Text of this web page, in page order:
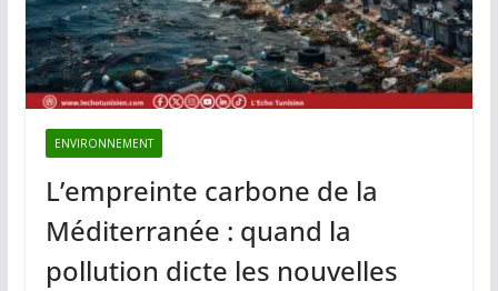
ENVIRONNEMENT
L’empreinte carbone de la
Méditerranée : quand la
pollution dicte les nouvelles